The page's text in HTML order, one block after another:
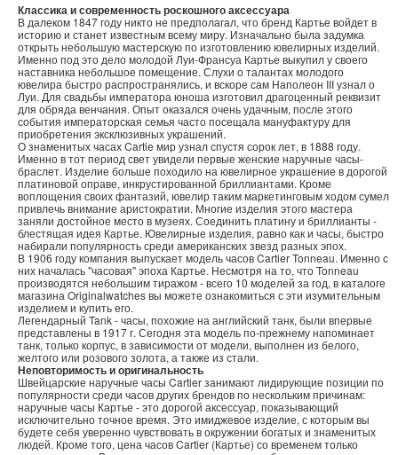
Классика и современность роскошного аксессуара
В далеком 1847 году никто не предполагал, что бренд Картье войдет в
историю и станет известным всему миру. Изначально была задумка
открыть небольшую мастерскую по изготовлению ювелирных изделий.
Именно под это дело молодой Луи-Франсуа Картье выкупил у своего
наставника небольшое помещение. Слухи о талантах молодого
ювелира быстро распространялись, и вскоре сам Наполеон III узнал о
Луи. Для свадьбы императора юноша изготовил драгоценный реквизит
для обряда венчания. Опыт оказался очень удачным, после этого
события императорская семья часто посещала мануфактуру для
приобретения эксклюзивных украшений.
О знаменитых часах Cartie мир узнал спустя сорок лет, в 1888 году.
Именно в тот период свет увидели первые женские наручные часы-
браслет. Изделие больше походило на ювелирное украшение в дорогой
платиновой оправе, инкрустированной бриллиантами. Кроме
воплощения своих фантазий, ювелир таким маркетинговым ходом сумел
привлечь внимание аристократии. Многие изделия этого мастера
заняли достойное место в музеях. Соединить платину и бриллианты -
блестящая идея Картье. Ювелирные изделия, равно как и часы, быстро
набирали популярность среди американских звезд разных эпох.
В 1906 году компания выпускает модель часов Cartier Tonneau. Именно с
них началась "часовая" эпоха Картье. Несмотря на то, что Tonneau
производятся небольшим тиражом - всего 10 моделей за год, в каталоге
магазина Originalwatches вы можете ознакомиться с эти изумительным
изделием и купить его.
Легендарный Tank - часы, похожие на английский танк, были впервые
представлены в 1917 г. Сегодня эта модель по-прежнему напоминает
танк, только корпус, в зависимости от модели, выполнен из белого,
желтого или розового золота, а также из стали.
Неповторимость и оригинальность
Швейцарские наручные часы Cartier занимают лидирующие позиции по
популярности среди часов других брендов по нескольким причинам:
наручные часы Картье - это дорогой аксессуар, показывающий
исключительно точное время. Это имиджевое изделие, с которым вы
будете себя уверенно чувствовать в окружении богатых и знаменитых
людей. Кроме того, цена часов Cartier (Картье) со временем только